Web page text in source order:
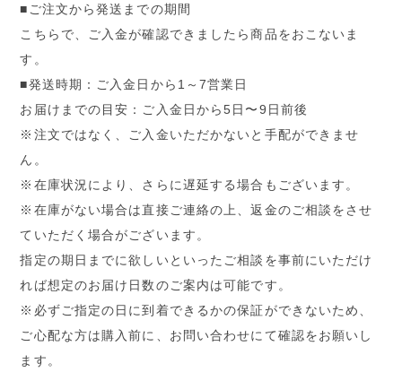
■ご注文から発送までの期間
こちらで、ご入金が確認できましたら商品をおこないま
す。
■発送時期：ご入金日から1～7営業日
お届けまでの目安：ご入金日から5日〜9日前後
※注文ではなく、ご入金いただかないと手配ができませ
ん。
※在庫状況により、さらに遅延する場合もございます。
※在庫がない場合は直接ご連絡の上、返金のご相談をさせ
ていただく場合がございます。
指定の期日までに欲しいといったご相談を事前にいただけ
れば想定のお届け日数のご案内は可能です。
※必ずご指定の日に到着できるかの保証ができないため、
ご心配な方は購入前に、お問い合わせにて確認をお願いし
ます。